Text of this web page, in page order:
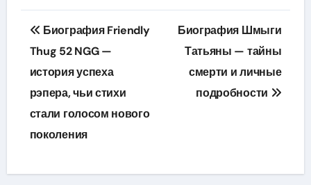
Навигация
по
записям
Биография Friendly
Thug 52 NGG —
история успеха
рэпера, чьи стихи
стали голосом нового
поколения
Биография Шмыги
Татьяны — тайны
смерти и личные
подробности